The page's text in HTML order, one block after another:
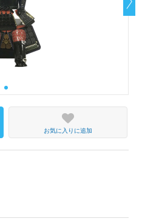
お気に入りに追加